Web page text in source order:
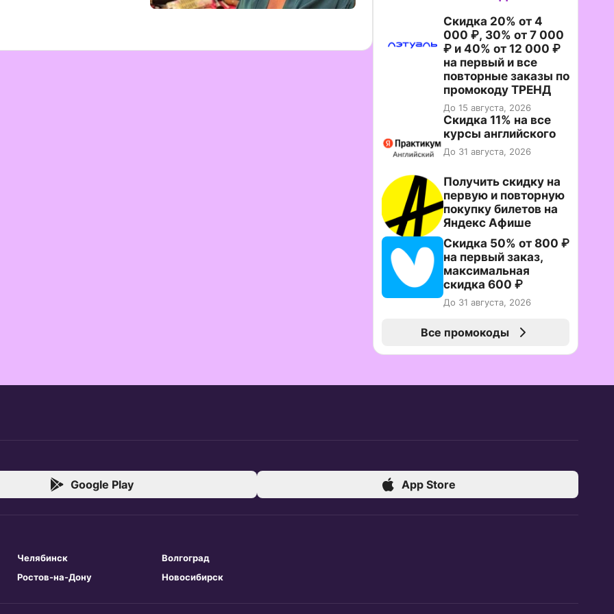
Скидка 20% от 4
000 ₽, 30% от 7 000
₽ и 40% от 12 000 ₽
на первый и все
повторные заказы по
промокоду ТРЕНД
До 15 августа, 2026
Скидка 11% на все
курсы английского
До 31 августа, 2026
Получить скидку на
первую и повторную
покупку билетов на
Яндекс Афише
Скидка 50% от 800 ₽
на первый заказ,
максимальная
скидка 600 ₽
До 31 августа, 2026
Все промокоды
Google Play App Store
Челябинск
Ростов-на-Дону
Волгоград
Новосибирск